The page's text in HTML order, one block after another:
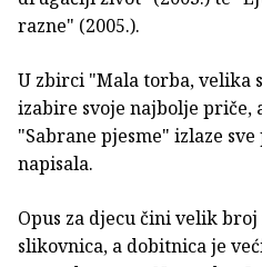
razne" (2005.).
U zbirci "Mala torba, velika
izabire svoje najbolje priče,
"Sabrane pjesme" izlaze
napisala.
Opus za djecu čini velik
slikovnica, a dobitnica je